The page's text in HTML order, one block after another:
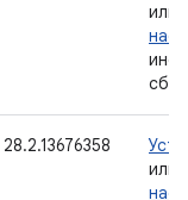
или
28.2.13676358
или